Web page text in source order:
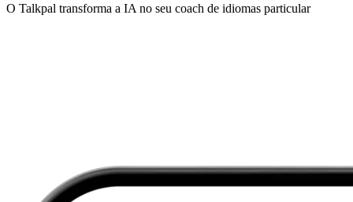
O Talkpal transforma a IA no seu coach de idiomas particular